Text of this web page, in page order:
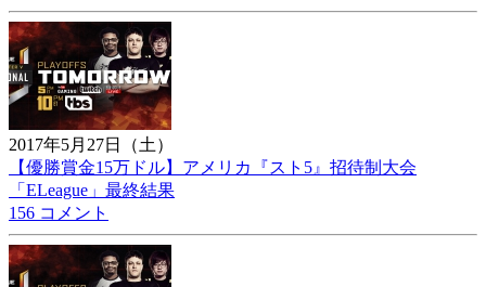
2017年5月27日（土）
【優勝賞金15万ドル】アメリカ『スト5』招待制大会
「ELeague」最終結果
156 コメント